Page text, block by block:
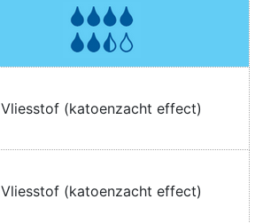
Vliesstof (katoenzacht effect)
Vliesstof (katoenzacht effect)